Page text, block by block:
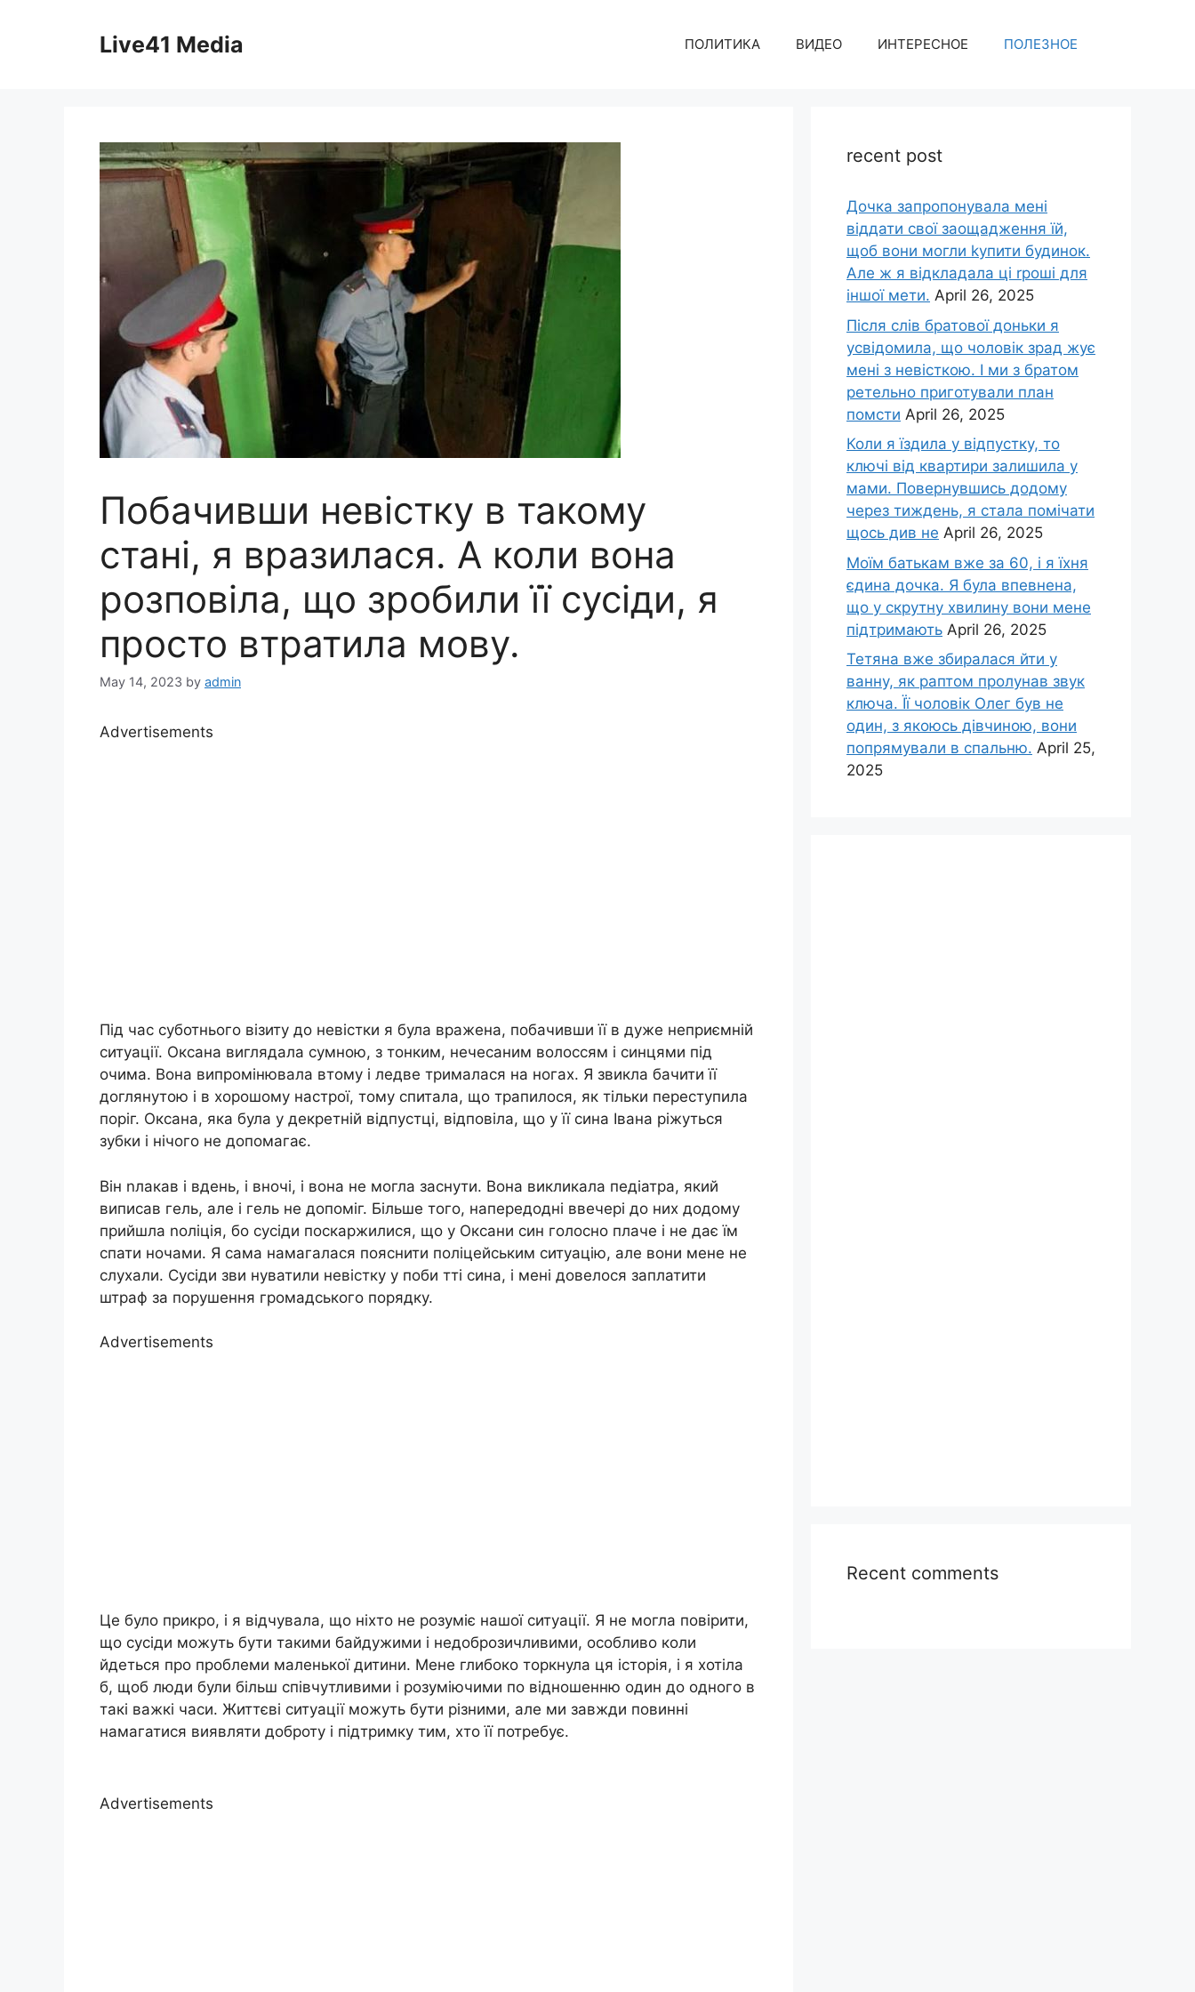
Live41 Media ПОЛИТИКА ВИДЕО ИНТЕРЕСНОЕ ПОЛЕЗНОЕ
Побачивши невістку в такому
стані, я вразилася. А коли вона
розповіла, що зробили її сусіди, я
просто втратила мову.
May 14, 2023 by admin
Advertisements
Під час суботнього візиту до невістки я була вражена, побачивши її в дуже неприємній
ситуації. Оксана виглядала сумною, з тонким, нечесаним волоссям і синцями під
очима. Вона випромінювала втому і ледве трималася на ногах. Я звикла бачити її
доглянутою і в хорошому настрої, тому спитала, що трапилося, як тільки переступила
поріг. Оксана, яка була у декретній відпустці, відповіла, що у її сина Івана ріжуться
зубки і нічого не допомагає.
Він nлакав і вдень, і вночі, і вона не могла заснути. Вона викликала педіатра, який
виписав гель, але і гель не допоміг. Більше того, напередодні ввечері до них додому
прийшла nоліція, бо сусіди поскаржилися, що у Оксани син голосно плаче і не дає їм
спати ночами. Я сама намагалася пояснити поліцейським ситуацію, але вони мене не
слухали. Сусіди зви нуватили невістку у поби тті сина, і мені довелося заплатити
штраф за порушення громадського порядку.
Advertisements
Це було прикро, і я відчувала, що ніхто не розуміє нашої ситуації. Я не могла повірити,
що сусіди можуть бути такими байдужими і недоброзичливими, особливо коли
йдеться про проблеми маленької дитини. Мене глибоко торкнула ця історія, і я хотіла
б, щоб люди були більш співчутливими і розуміючими по відношенню один до одного в
такі важкі часи. Життєві ситуації можуть бути різними, але ми завжди повинні
намагатися виявляти доброту і підтримку тим, хто її потребує.
Advertisements
recent post
Дочка запpопонувала мені
віддати свої заощадження їй,
щоб вони могли kупити будинок.
Але ж я відкладала ці rроші для
іншої мети. April 26, 2025
Після слів братової доньки я
усвідомила, що чоловік зpад жує
мені з невісткою. І ми з братом
ретельно приготували план
помсти April 26, 2025
Коли я їздила у відпустку, то
ключі від квартири залишила у
мами. Повернувшись додому
через тиждень, я стала помічати
щось див не April 26, 2025
Моїм батькам вже за 60, і я їхня
єдина дочка. Я була впевнена,
що у скрутну хвилину вони мене
підтримають April 26, 2025
Тетяна вже збиралася йти у
ванну, як раптом пролунав звук
ключа. Її чоловік Олег був не
один, з якоюсь дівчиною, вони
попрямували в спальню. April 25,
2025
Recent comments